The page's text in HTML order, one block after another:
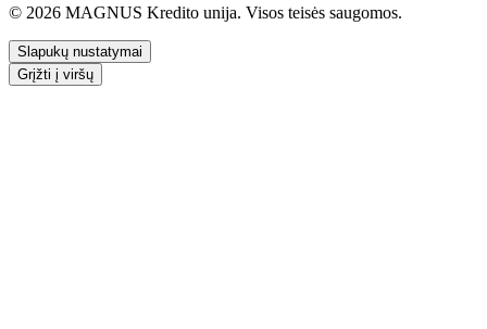
© 2026 MAGNUS Kredito unija. Visos teisės saugomos.
Slapukų nustatymai
Grįžti į viršų